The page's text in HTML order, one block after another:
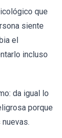
que
siente
el
incluso
da igual lo
porque